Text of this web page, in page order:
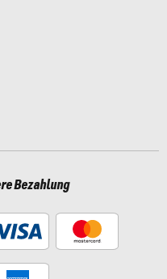
Bezahlung